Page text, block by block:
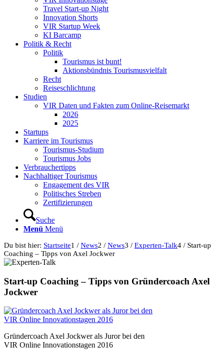
Travel Start-up Night
Innovation Shorts
VIR Startup Week
KI Barcamp
Politik & Recht
Politik
Tourismus ist bunt!
Aktionsbündnis Tourismusvielfalt
Recht
Reiseschlichtung
Studien
VIR Daten und Fakten zum Online-Reisemarkt
2026
2025
Startups
Karriere im Tourismus
Tourismus-Studium
Tourismus Jobs
Verbrauchertipps
Nachhaltiger Tourismus
Engagement des VIR
Politisches Streben
Zertifizierungen
Suche
Menü Menü
Du bist hier: Startseite1 / News2 / News3 / Experten-Talk4 / Start-up
Coaching – Tipps von Axel Jockwer
Start-up Coaching – Tipps von Gründercoach Axel
Jockwer
Gründercoach Axel Jockwer als Juror bei den
VIR Online Innovationstagen 2016